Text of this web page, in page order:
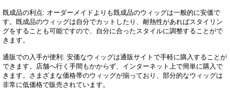
既成品の利点: オーダーメイドよりも既成品のウィッグは一般的に安価で
す。既成品のウィッグは自分でカットしたり、耐熱性があればスタイリン
グをすることも可能ですので、自分に合ったスタイルに調整することがで
きます。
通販での入手が便利: 安価なウィッグは通販サイトで手軽に購入することが
できます。店舗へ行く手間もかからず、インターネット上で簡単に購入で
きます。さまざまな価格帯のウィッグが揃っており、部分的なウィッグは
非常に低価格で販売されています。